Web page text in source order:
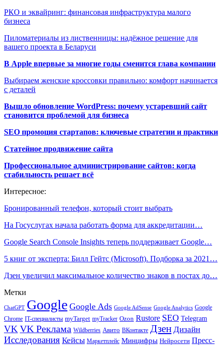
РКО и эквайринг: финансовая инфраструктура малого
бизнеса
Пиломатериалы из лиственницы: надёжное решение для
вашего проекта в Беларуси
В Apple впервые за многие годы сменится глава компании
Выбираем женские кроссовки правильно: комфорт начинается
с деталей
Вышло обновление WordPress: почему устаревший сайт
становится проблемой для бизнеса
SEO промоция стартапов: ключевые стратегии и практики
Статейное продвижение сайта
Профессиональное администрирование сайтов: когда
стабильность решает всё
Интересное:
Бронированный телефон, который стоит выбрать
На Госуслугах начала работать форма для аккредитации…
Google Search Console Insights теперь поддерживает Google…
5 книг от эксперта: Билл Гейтс (Microsoft). Подборка за 2021…
Дзен увеличил максимальное количество знаков в постах до…
Метки
ChatGPT Google Google Ads Google AdSense Google Analytics Google
Chrome IT-специалисты myTarget myTracker Ozon Rustore SEO Telegram
VK VK Реклама Wildberries Авито ВКонтакте Дзен Дизайн
Исследования Кейсы Маркетплейс Минцифры Нейросети Пресс-